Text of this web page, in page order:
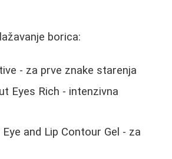
borica:
- za prve znake starenja
Eyes Rich - intenzivna
and Lip Contour Gel - za